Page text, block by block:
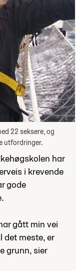
22 seksere, og
utfordringer.
har
i krevende
gode
gått min vei
meste, er
grunn, sier